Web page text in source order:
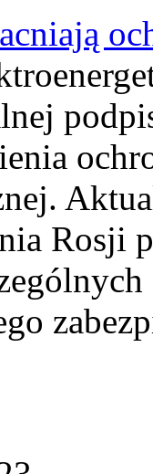
Rosji